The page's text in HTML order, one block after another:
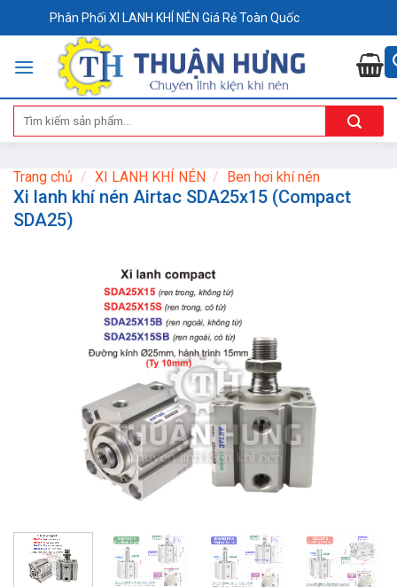
to
Phân Phối XI LANH KHÍ NÉN Giá Rẻ Toàn Quốc
Tìm
kiếm:
Trang chủ / XI LANH KHÍ NÉN / Ben hơi khí nén
Xi lanh khí nén Airtac SDA25x15 (Compact
SDA25)